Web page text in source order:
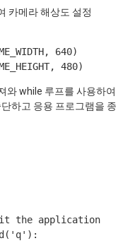
카메라 해상도 설정
640)
480)
와 while 루프를 사용하여
하고 응용 프로그램을 종
the application